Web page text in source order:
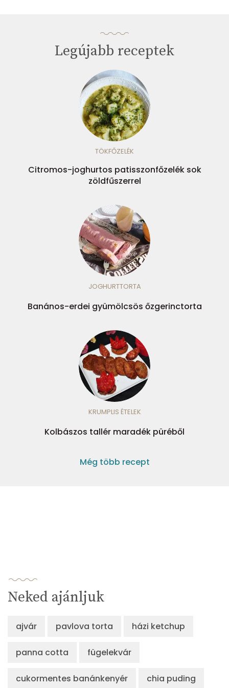
Legújabb receptek
TÖKFŐZELÉK
Citromos-joghurtos patisszonfőzelék sok
zöldfűszerrel
JOGHURTTORTA
Banános-erdei gyümölcsös őzgerinctorta
KRUMPLIS ÉTELEK
Kolbászos tallér maradék püréből
Még több recept
Neked ajánljuk
ajvár pavlova torta házi ketchup
panna cotta fügelekvár
cukormentes banánkenyér chia puding